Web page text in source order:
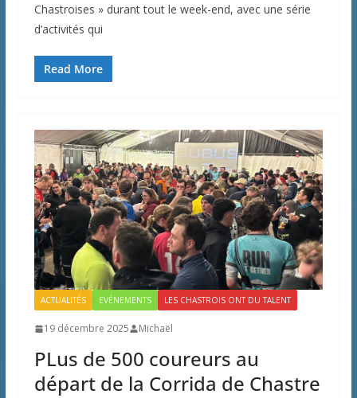
Chastroises » durant tout le week-end, avec une série
d’activités qui
Read More
ACTUALITÉS EVÉNEMENTS LES CHASTROIS ONT DU TALENT
19 décembre 2025 Michaël
PLus de 500 coureurs au
départ de la Corrida de Chastre